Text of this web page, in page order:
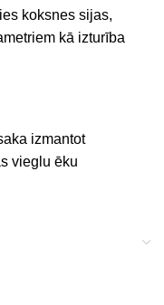
koksnes sijas,
kā izturība
izmantot
vieglu ēku